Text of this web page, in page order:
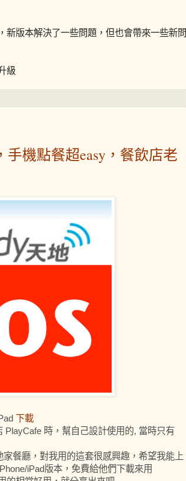
新版本解決了一些問題，但也會帶來一些新問
級
手機點餐超easy，餐飲店老
下載
時，幫自己設計使用的, 當時只有
餐廳，對我用的這套很感興趣，希望我能上
iPad版本，免費給他們下載來用